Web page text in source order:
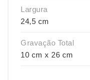
Largura
24,5 cm
Gravação Total
10 cm x 26 cm